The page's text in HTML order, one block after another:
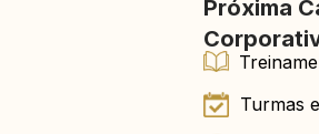
Próxima
Turmas